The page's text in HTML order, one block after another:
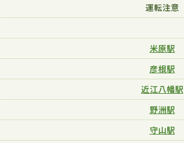
運転注意
米原駅
彦根駅
近江八幡駅
野洲駅
守山駅